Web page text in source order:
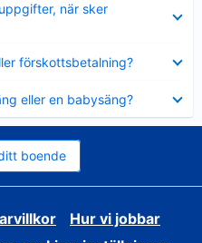
när sker
förskottsbetalning?
eller en babysäng?
boende
Hur vi jobbar